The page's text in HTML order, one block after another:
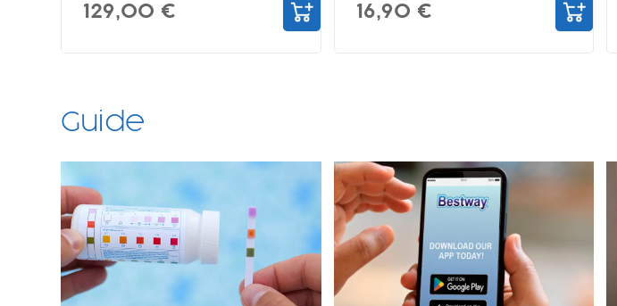
129,00 € 16,90 €
Guide